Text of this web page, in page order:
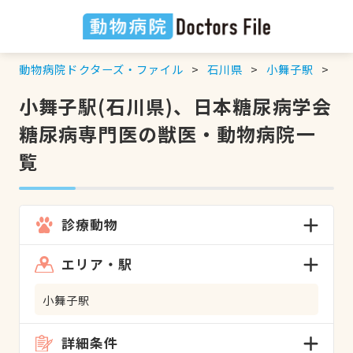
動物病院ドクターズ・ファイル 石川県 小舞子駅
小舞子駅(石川県)、日本糖尿病学会
糖尿病専門医の獣医・動物病院一
覧
診療動物
エリア・駅
小舞子駅
詳細条件